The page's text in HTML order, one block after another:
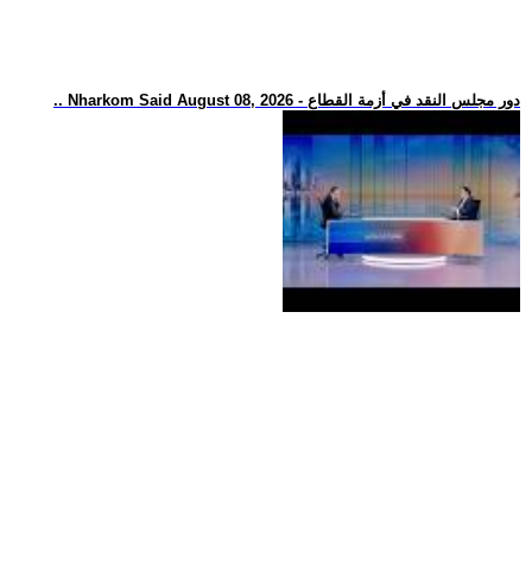
.. Nharkom Said August 08, 2026 - دور مجلس النقد في أزمة القطاع